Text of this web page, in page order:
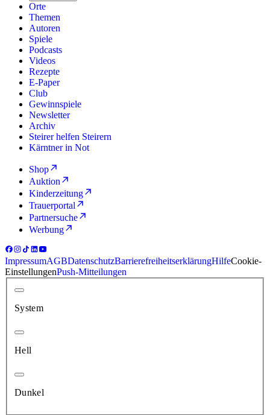
Orte
Themen
Autoren
Spiele
Podcasts
Videos
Rezepte
E-Paper
Club
Gewinnspiele
Newsletter
Archiv
Steirer helfen Steirern
Kärntner in Not
Shop
Auktion
Kinderzeitung
Trauerportal
Partnersuche
Werbung
ImpressumAGBDatenschutzBarrierefreiheitserklärungHilfeCookie-
EinstellungenPush-Mitteilungen
System
Hell
Dunkel